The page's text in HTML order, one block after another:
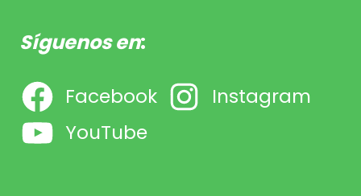
Síguenos en:
Facebook
Instagram
YouTube